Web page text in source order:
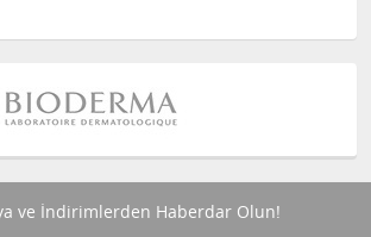
ve İndirimlerden Haberdar Olun!